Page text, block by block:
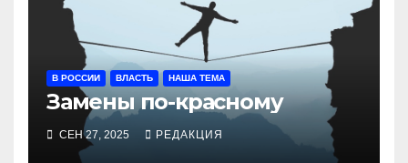
В РОССИИ ВЛАСТЬ НАША ТЕМА
Замены по-красному
СЕН 27, 2025 РЕДАКЦИЯ